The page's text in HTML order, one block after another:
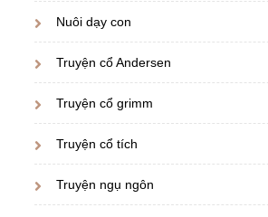
Nuôi dạy con
Truyện cổ Andersen
Truyện cổ grimm
Truyện cổ tích
Truyện ngụ ngôn